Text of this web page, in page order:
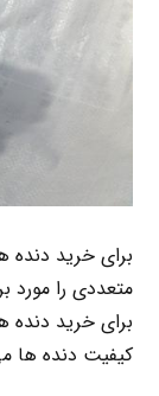
برای خرید دنده
متعددی را مورد
برای خرید دنده
کیفیت دنده ها